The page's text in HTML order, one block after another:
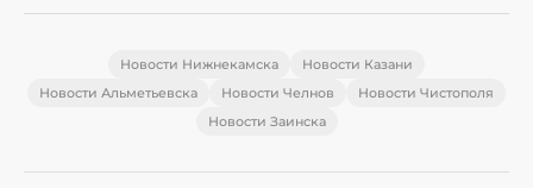
Новости Нижнекамска
Новости Казани
Новости Альметьевска
Новости Челнов
Новости Чистополя
Новости Заинска